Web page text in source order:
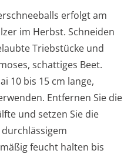
erfolgt am
im Herbst. Schneiden
Triebstücke und
schattiges Beet.
10 bis 15 cm lange,
Entfernen Sie die
und setzen Sie die
feucht halten bis